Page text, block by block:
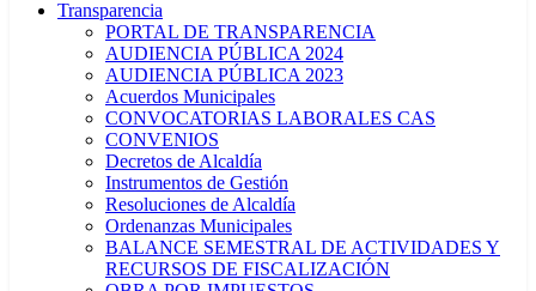
Transparencia
PORTAL DE TRANSPARENCIA
AUDIENCIA PÚBLICA 2024
AUDIENCIA PÚBLICA 2023
Acuerdos Municipales
CONVOCATORIAS LABORALES CAS
CONVENIOS
Decretos de Alcaldía
Instrumentos de Gestión
Resoluciones de Alcaldía
Ordenanzas Municipales
BALANCE SEMESTRAL DE ACTIVIDADES Y
RECURSOS DE FISCALIZACIÓN